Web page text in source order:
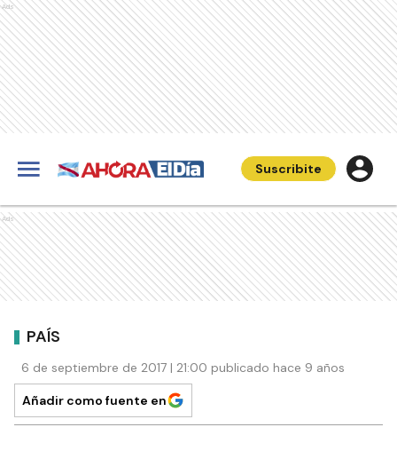
Ads
Suscribite
Ads
PAÍS
6 de septiembre de 2017 | 21:00 publicado hace 9 años
Añadir como fuente en